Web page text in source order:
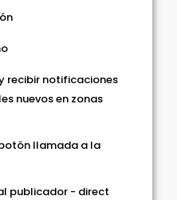
recibir notificaciones
nuevos en zonas
llamada a la
publicador - direct